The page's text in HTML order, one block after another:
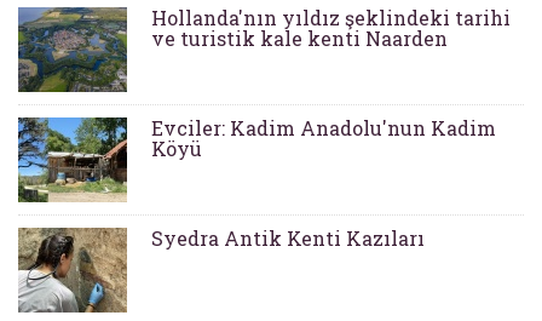
Hollanda'nın yıldız şeklindeki tarihi
ve turistik kale kenti Naarden
Evciler: Kadim Anadolu'nun Kadim
Köyü
Syedra Antik Kenti Kazıları